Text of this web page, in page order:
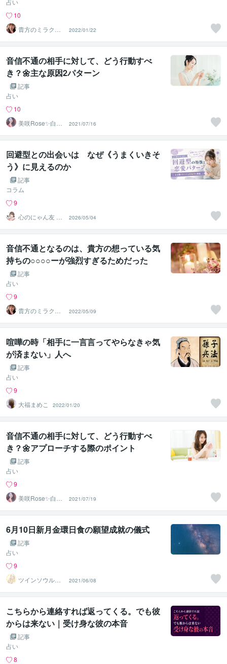
占い
10
貴方のミラクル
サポータールナ
☆クリスタル
2022/01/22
音信不通の相手に対して、どう行動すべ
き？🌼主な原因2パターン
記事
占い
10
美咲Rose✨白魔
術成就協会✨
2021/07/16
回避型との出会いは なぜ《うまくいきそ
う》に見えるのか
記事
コラム
9
心のにゃん友 ゆ
かこ【うつ・復
縁相談】
2026/05/04
音信不通となるのは、貴方の想っている気
持ちの○○○○ーが強烈すぎるためだった
記事
占い
9
貴方のミラクル
サポータールナ
☆クリスタル
2022/05/09
喧嘩の時「相手に一言言ってやらなきゃ気
が済まない」人へ
記事
占い
9
大福まめこ
2022/01/20
音信不通の相手に対して、どう行動すべ
き？🌼アプローチする際のポイント
記事
占い
9
美咲Rose✨白魔
術成就協会✨
2021/07/19
6月10日新月金環日食の願望成就の儀式
記事
占い
9
ツインソウル鑑
定士
2021/06/08
こちらから連絡すれば返ってくる。でも彼
からは来ない｜受け身な彼の本音
記事
占い
8